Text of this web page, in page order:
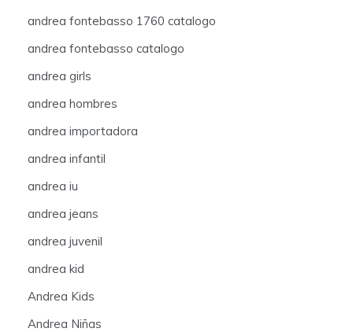
andrea fontebasso 1760 catalogo
andrea fontebasso catalogo
andrea girls
andrea hombres
andrea importadora
andrea infantil
andrea iu
andrea jeans
andrea juvenil
andrea kid
Andrea Kids
Andrea Niñas